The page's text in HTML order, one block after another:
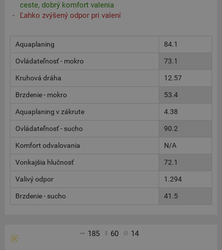
ceste, dobrý komfort valenia
Ľahko zvýšený odpor pri valení
Aquaplaning 84.1
Ovládateľnosť - mokro 73.1
Kruhová dráha 12.57
Brzdenie - mokro 53.4
Aquaplaning v zákrute 4.38
Ovládateľnosť - sucho 90.2
Komfort odvalovania N/A
Vonkajšia hlučnosť 72.1
Valivý odpor 1.294
Brzdenie - sucho 41.5
185 60 14